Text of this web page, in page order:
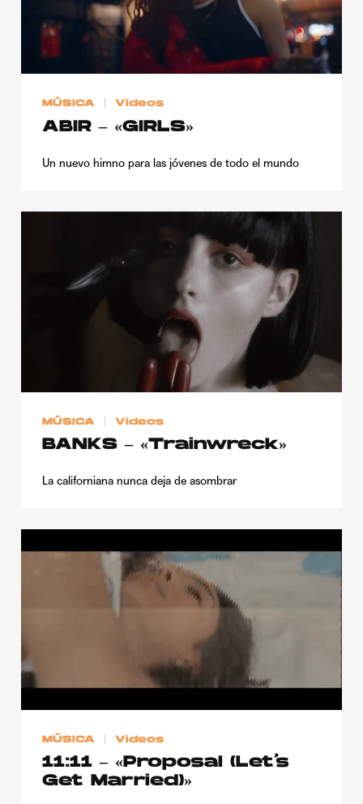
MÚSICA Videos
ABIR – «GIRLS»
Un nuevo himno para las jóvenes de todo el mundo
MÚSICA Videos
BANKS – «Trainwreck»
La californiana nunca deja de asombrar
MÚSICA Videos
11:11 – «Proposal (Let’s
Get Married)»